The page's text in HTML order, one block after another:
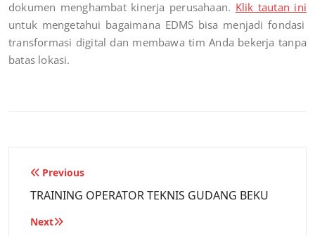
dokumen menghambat kinerja perusahaan. Klik tautan ini
untuk mengetahui bagaimana EDMS bisa menjadi fondasi
transformasi digital dan membawa tim Anda bekerja tanpa
batas lokasi.
Previous
TRAINING OPERATOR TEKNIS GUDANG BEKU
Next